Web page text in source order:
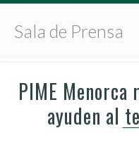
Sala de Prensa
PIME Menorca
ayuden al